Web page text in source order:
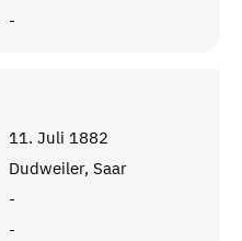
-
11. Juli 1882
Dudweiler, Saar
-
-